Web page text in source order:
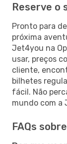
Reserve o
Pronto para
próxima
Jet4you na
usar, preços
cliente,
bilhetes
fácil. Não
mundo com a
FAQs